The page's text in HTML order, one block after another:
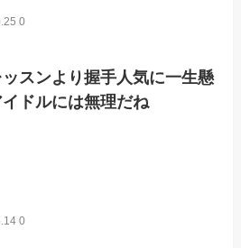
0
スンより握手人気に一生懸
ドルには無理だね
0